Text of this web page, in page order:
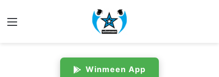
Menu
Winmeen App